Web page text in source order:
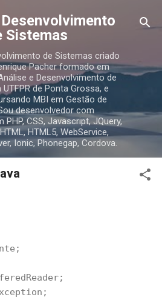
o conteúdo principal
Sistemas
de Sistemas criado
Pacher formado em
e Desenvolvimento de
de Ponta Grossa, e
MBI em Gestão de
desenvolvedor com
CSS, Javascript, JQuery,
HTML5, WebService,
Ionic, Phonegap, Cordova.